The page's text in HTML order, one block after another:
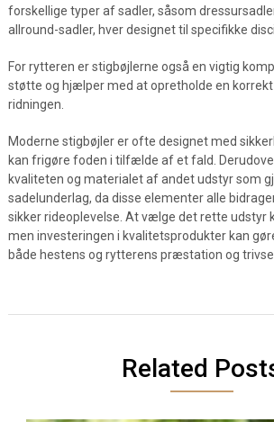
forskellige typer af sadler, såsom
allround-sadler, hver designet til specifikke
For rytteren er stigbøjlerne også en vigtig
støtte og hjælper med at opretholde en
ridningen.
Moderne stigbøjler er ofte designet med
kan frigøre foden i tilfælde af et fald.
kvaliteten og materialet af andet udstyr som
sadelunderlag, da disse elementer alle
sikker rideoplevelse. At vælge det rette udstyr
men investeringen i kvalitetsprodukter kan
både hestens og rytterens præstation og trivsel.
Related